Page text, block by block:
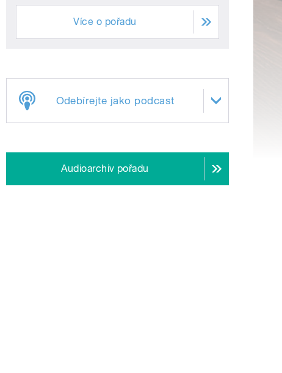
Více o pořadu
Odebírejte jako podcast
Audioarchiv pořadu